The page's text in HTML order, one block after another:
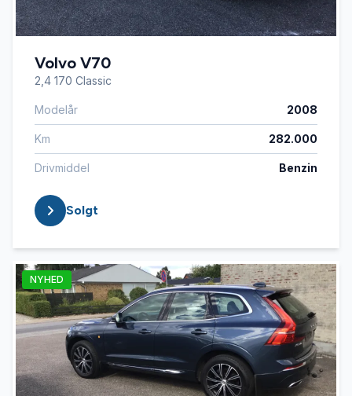
Volvo V70
2,4 170 Classic
Modelår 2008
Km 282.000
Drivmiddel Benzin
Solgt
NYHED